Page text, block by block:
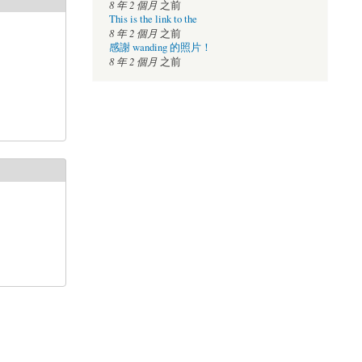
8 年 2 個月之前
This is the link to the
8 年 2 個月之前
感謝 wanding 的照片！
8 年 2 個月之前